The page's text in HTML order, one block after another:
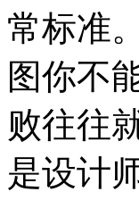
常标准
图你不
败往往
是设计